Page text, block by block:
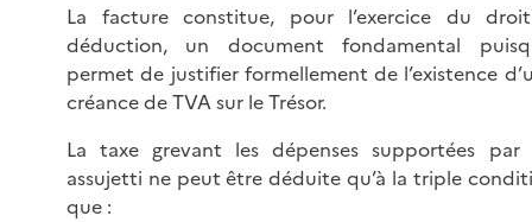
La facture constitue, pour l’exercice du
déduction, un document fondamental
permet de justifier formellement de l’existence
créance de TVA sur le Trésor.
La taxe grevant les dépenses supportées par
assujetti ne peut être déduite qu’à la triple
que :